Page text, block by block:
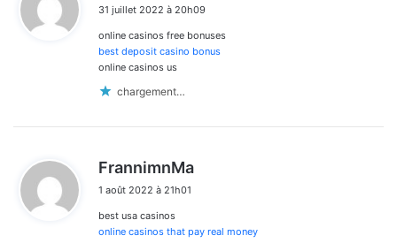
:
31 juillet 2022 à 20h09
online casinos free bonuses
best deposit casino bonus
online casinos us
chargement…
FrannimnMa
:
1 août 2022 à 21h01
best usa casinos
online casinos that pay real money